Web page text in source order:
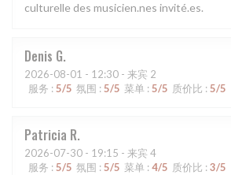
culturelle des musicien.nes invité.es.
Denis G
2026-08-01 - 12:30 - 来宾 2
服务 : 5/5 氛围 : 5/5 菜单 : 5/5 质价比 : 5/5
Patricia R
2026-07-30 - 19:15 - 来宾 4
服务 : 5/5 氛围 : 5/5 菜单 : 4/5 质价比 : 3/5